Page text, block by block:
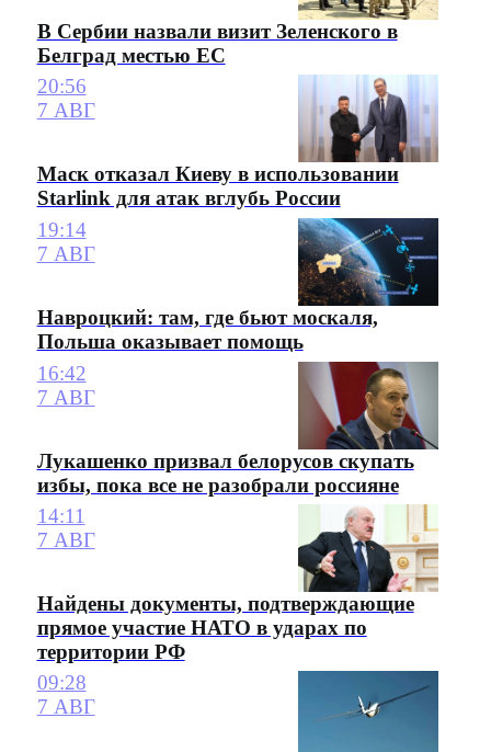
В Сербии назвали визит Зеленского в
Белград местью ЕС
20:56
7 АВГ
Маск отказал Киеву в использовании
Starlink для атак вглубь России
19:14
7 АВГ
Навроцкий: там, где бьют москаля,
Польша оказывает помощь
16:42
7 АВГ
Лукашенко призвал белорусов скупать
избы, пока все не разобрали россияне
14:11
7 АВГ
Найдены документы, подтверждающие
прямое участие НАТО в ударах по
территории РФ
09:28
7 АВГ